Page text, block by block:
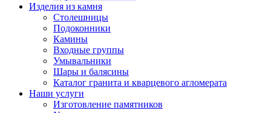
Изделия из камня
Столешницы
Подоконники
Камины
Входные группы
Умывальники
Шары и балясины
Каталог гранита и кварцевого агломерата
Наши услуги
Изготовление памятников